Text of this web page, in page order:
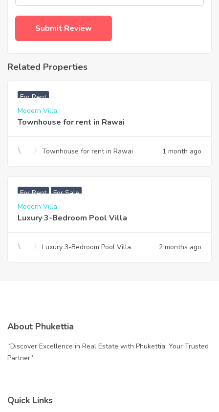
Related Properties
For Rent
Modern Villa
Townhouse for rent in Rawai
Townhouse for rent in Rawai 1 month ago
For Rent For Sale
Modern Villa
Luxury 3-Bedroom Pool Villa
Luxury 3-Bedroom Pool Villa 2 months ago
About Phukettia
“Discover Excellence in Real Estate with Phukettia: Your Trusted
Partner”
Quick Links